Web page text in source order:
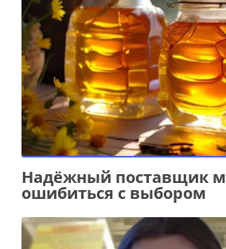
Надёжный поставщик
ошибиться с выбором